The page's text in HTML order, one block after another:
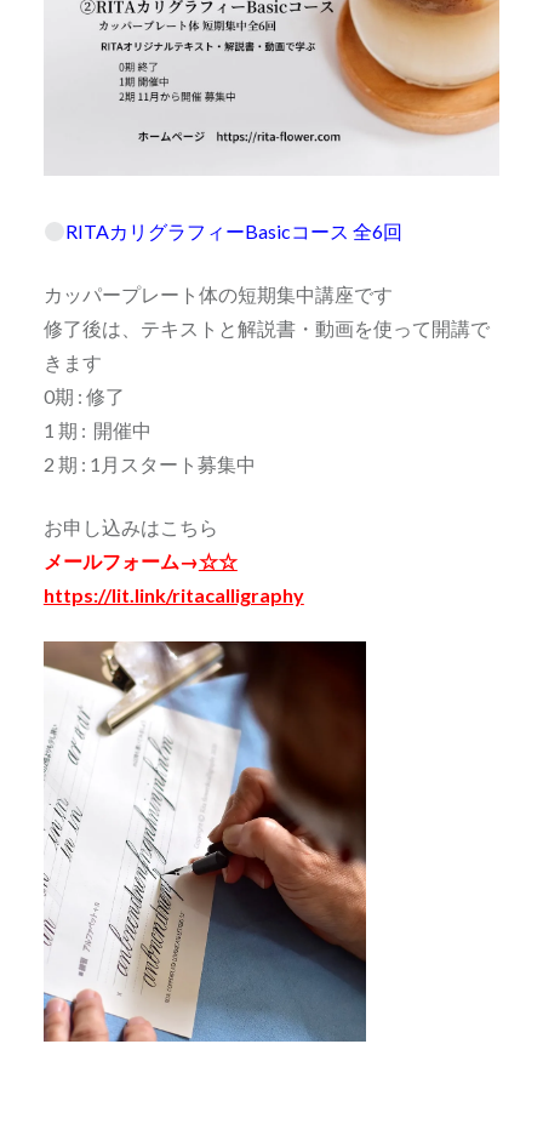
RITAカリグラフィーBasicコース 全6回
カッパープレート体の短期集中講座です
修了後は、テキストと解説書・動画を使って開講で
きます
0期 : 修了
1 期 : 開催中
2 期 : 1月スタート募集中
お申し込みはこちら
メールフォーム→☆☆
https://lit.link/ritacalligraphy